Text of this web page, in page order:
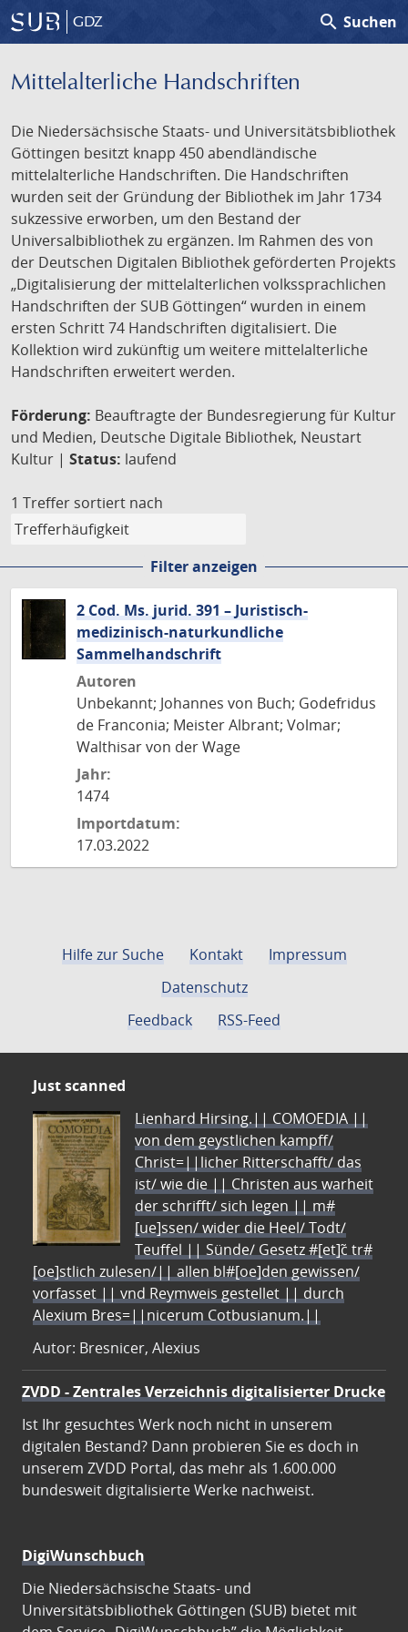
GDZ search Suchen
Mittelalterliche Handschriften
Die Niedersächsische Staats- und Universitätsbibliothek
Göttingen besitzt knapp 450 abendländische
mittelalterliche Handschriften. Die Handschriften
wurden seit der Gründung der Bibliothek im Jahr 1734
sukzessive erworben, um den Bestand der
Universalbibliothek zu ergänzen. Im Rahmen des von
der Deutschen Digitalen Bibliothek geförderten Projekts
„Digitalisierung der mittelalterlichen volkssprachlichen
Handschriften der SUB Göttingen“ wurden in einem
ersten Schritt 74 Handschriften digitalisiert. Die
Kollektion wird zukünftig um weitere mittelalterliche
Handschriften erweitert werden.
Förderung: Beauftragte der Bundesregierung für Kultur
und Medien, Deutsche Digitale Bibliothek, Neustart
Kultur | Status: laufend
1 Treffer sortiert nach
Filter anzeigen
2 Cod. Ms. jurid. 391 – Juristisch-
medizinisch-naturkundliche
Sammelhandschrift
Autoren
Unbekannt; Johannes von Buch; Godefridus
de Franconia; Meister Albrant; Volmar;
Walthisar von der Wage
Jahr:
1474
Importdatum:
17.03.2022
Hilfe zur Suche Kontakt
Impressum
Datenschutz
Feedback
RSS-Feed
Just scanned
Lienhard Hirsing.|| COMOEDIA ||
von dem geystlichen kampff/
Christ=||licher Ritterschafft/ das
ist/ wie die || Christen aus warheit
der schrifft/ sich legen || m#
[ue]ssen/ wider die Heel/ Todt/
Teuffel || Sünde/ Gesetz #[et]c̃ tr#
[oe]stlich zulesen/|| allen bl#[oe]den gewissen/
vorfasset || vnd Reymweis gestellet || durch
Alexium Bres=||nicerum Cotbusianum.||
Autor: Bresnicer, Alexius
ZVDD - Zentrales Verzeichnis digitalisierter Drucke
Ist Ihr gesuchtes Werk noch nicht in unserem
digitalen Bestand? Dann probieren Sie es doch in
unserem ZVDD Portal, das mehr als 1.600.000
bundesweit digitalisierte Werke nachweist.
DigiWunschbuch
Die Niedersächsische Staats- und
Universitätsbibliothek Göttingen (SUB) bietet mit